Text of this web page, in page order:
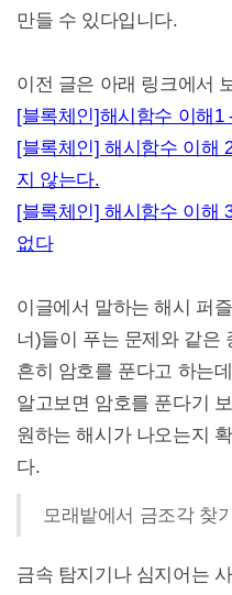
만들 수 있다입니다.
이전 글은 아래 링크에서
[블록체인]해시함수 이해1
[블록체인] 해시함수 이해
지 않는다.
[블록체인] 해시함수 이해
없다
이글에서 말하는 해시 퍼
너)들이 푸는 문제와 같은
흔히 암호를 푼다고 하는
알고보면 암호를 푼다기
원하는 해시가 나오는지
다.
모래밭에서 금조각 찾
금속 탐지기나 심지어는